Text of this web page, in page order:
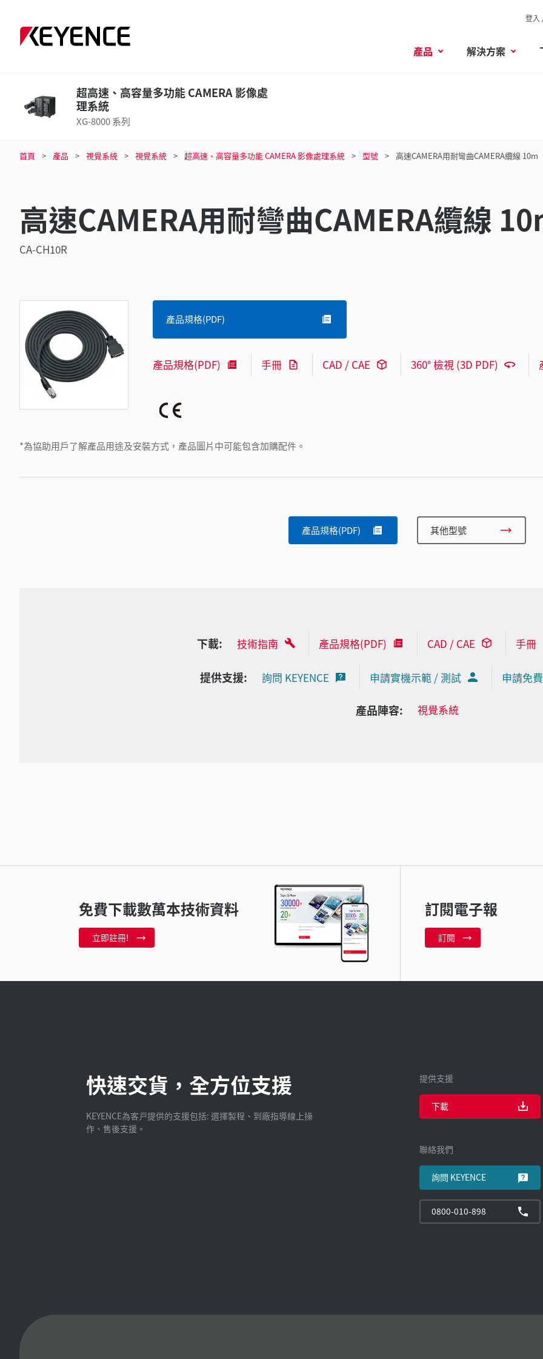
登入
產品 解決方案
超高速、高容量多功能 CAMERA 影像處
理系統
XG-8000 系列
首頁 產品 視覺系統 視覺系統 超高速、高容量多功能 CAMERA 影像處理系統 型號 高速CAMERA用耐彎曲CAMERA纜線 10m
高速CAMERA用耐彎曲CAMERA纜線
CA-CH10R
*為協助用戶了解產品用途及安裝方式，產品圖片中可能包含加購配件。
產品規格(PDF)
產品規格(PDF) 手冊 CAD / CAE 360° 檢視 (3D PDF)
產品規格(PDF) 其他型號
下載: 技術指南 產品規格(PDF) CAD / CAE 手冊
提供支援: 詢問 KEYENCE 申請實機示範 / 測試 申請免
產品陣容: 視覺系統
免費下載數萬本技術資料
立即註冊!
訂閱電子報
訂閱
快速交貨，全方位支援
KEYENCE為客戸提供的支援包括: 選擇製程、到廠指導線上操
作、售後支援。
提供支援
下載
聯絡我們
詢問 KEYENCE
0800-010-898